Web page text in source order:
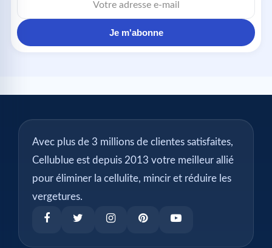
e-
Je m'abonne
Avec plus de 3 millions de clientes satisfaites,
Cellublue est depuis 2013 votre meilleur allié
pour éliminer la cellulite, mincir et réduire les
vergetures.